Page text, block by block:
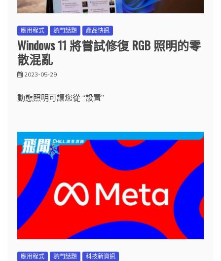
應用程式 熱門話題 產品快訊
Windows 11 將嘗試修復 RGB 照明的零
散混亂
2023-05-29
動態照明可讓您從 “設置”
應用程式 熱門話題 科技新資訊